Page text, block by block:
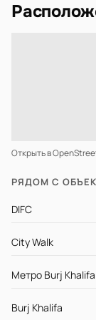
Открыть в
РЯДОМ С
DIFC
City Walk
Метро Burj
Burj Khalifa